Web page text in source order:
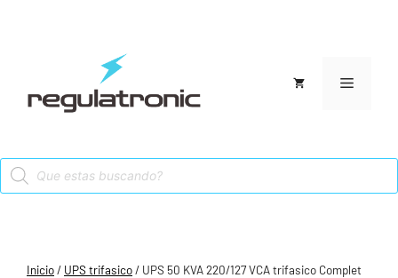
Menú
Products
search
Inicio/ UPS trifasico/ UPS 50 KVA 220/127 VCA trifasico Complet